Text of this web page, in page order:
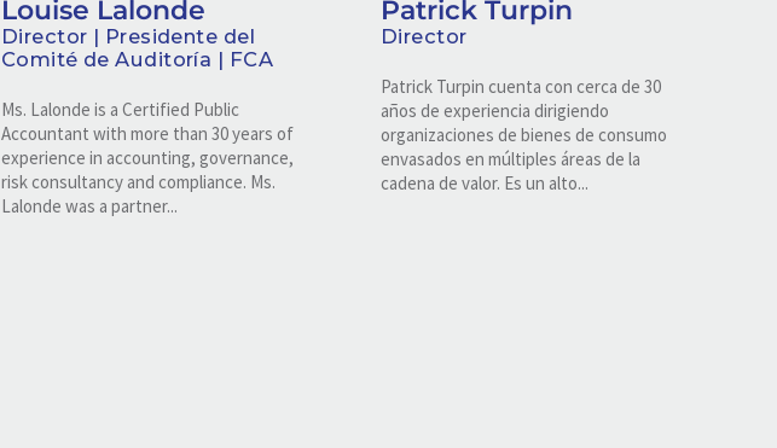
Louise Lalonde
Director | Presidente del
Comité de Auditoría | FCA
Ms. Lalonde is a Certified Public
Accountant with more than 30 years of
experience in accounting, governance,
risk consultancy and compliance. Ms.
Lalonde was a partner...
Patrick Turpin
Director
Patrick Turpin cuenta con cerca de 30
años de experiencia dirigiendo
organizaciones de bienes de consumo
envasados en múltiples áreas de la
cadena de valor. Es un alto...